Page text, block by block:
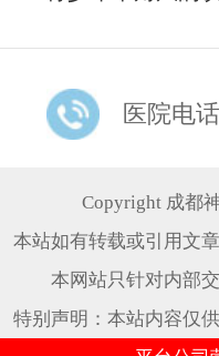
医院电话
Copyright 成都
本站如有转载或引用文
本网站只针对内部
特别声明：本站内容仅